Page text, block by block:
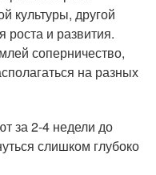
культуры, другой
роста и развития.
соперничество,
на разных
за 2-4 недели до
слишком глубоко